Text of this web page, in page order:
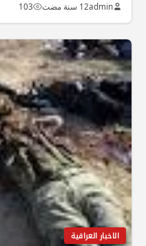
admin12 سنة مضت 103
الاخبار العراقية